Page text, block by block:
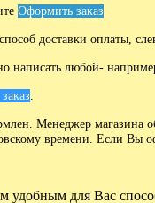
Оформить заказ
доставки оплаты,
написать любой-
.
Менеджер магазина
времени. Если Вы
удобным для Вас